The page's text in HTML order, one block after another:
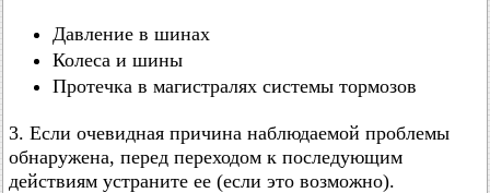
Давление в шинах
Колеса и шины
Протечка в магистралях системы тормозов
3. Если очевидная причина наблюдаемой проблемы
обнаружена, перед переходом к последующим
действиям устраните ее (если это возможно).